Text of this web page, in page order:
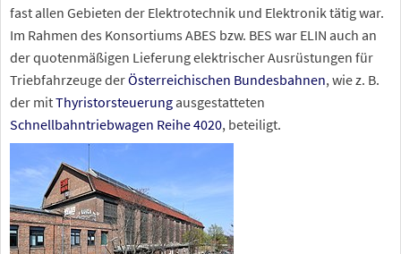
fast allen Gebieten der Elektrotechnik und Elektronik tätig war.
Im Rahmen des Konsortiums ABES bzw. BES war ELIN auch an
der quotenmäßigen Lieferung elektrischer Ausrüstungen für
Triebfahrzeuge derÖsterreichischen Bundesbahnen, wie z. B.
der mitThyristorsteuerung ausgestatteten
Schnellbahntriebwagen Reihe 4020, beteiligt.